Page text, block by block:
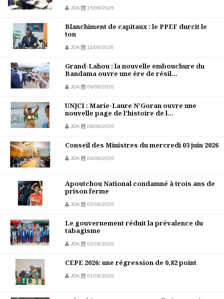
JDA 15/06/2026
Blanchiment de capitaux : le PPEF durcit le
ton
JDA 11/06/2026
Grand-Lahou : la nouvelle embouchure du
Bandama ouvre une ère de résil...
JDA 09/06/2026
UNJCI : Marie-Laure N’Goran ouvre une
nouvelle page de l’histoire de l...
JDA 09/06/2026
Conseil des Ministres du mercredi 03 juin 2026
JDA 04/06/2026
Apoutchou National condamné à trois ans de
prison ferme
JDA 02/06/2026
Le gouvernement réduit la prévalence du
tabagisme
JDA 02/06/2026
CEPE 2026: une régression de 0,82 point
JDA 01/06/2026